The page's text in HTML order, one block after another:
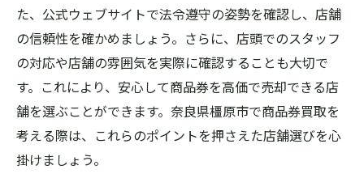
た、公式ウェブサイトで法令遵守の姿勢を確認し、店舗
の信頼性を確かめましょう。さらに、店頭でのスタッフ
の対応や店舗の雰囲気を実際に確認することも大切で
す。これにより、安心して商品券を高価で売却できる店
舗を選ぶことができます。奈良県橿原市で商品券買取を
考える際は、これらのポイントを押さえた店舗選びを心
掛けましょう。